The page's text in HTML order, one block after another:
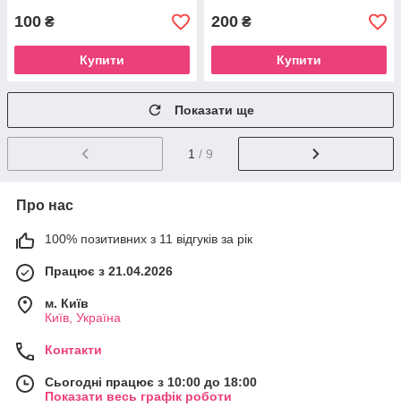
100 ₴
Купити
200 ₴
Купити
Показати ще
1 / 9
Про нас
100% позитивних з 11 відгуків за рік
Працює з 21.04.2026
м. Київ
Київ, Україна
Контакти
Сьогодні працює з 10:00 до 18:00
Показати весь графік роботи